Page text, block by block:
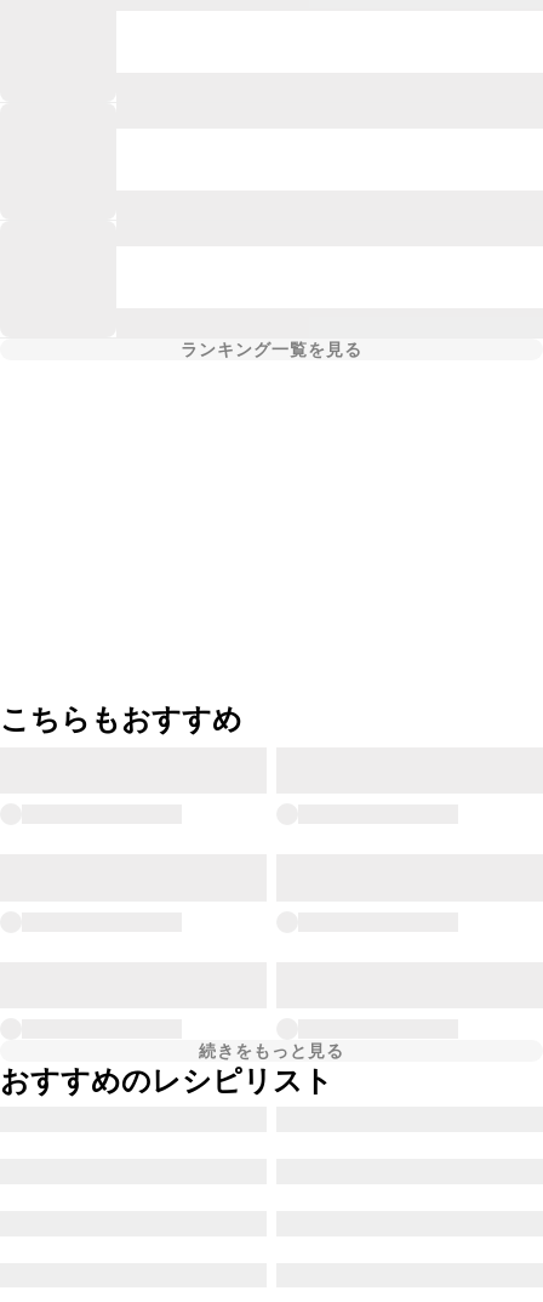
ランキング一覧を見る
こちらもおすすめ
続きをもっと見る
おすすめのレシピリスト